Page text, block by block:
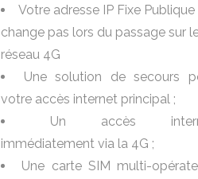
Votre adresse IP Fixe Publique
change pas lors du passage sur
réseau 4G
Une solution de secours
votre accès internet principal ;
Un accès
immédiatement via la 4G ;
Une carte SIM multi-